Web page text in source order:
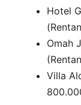
Hotel
Omah
Villa